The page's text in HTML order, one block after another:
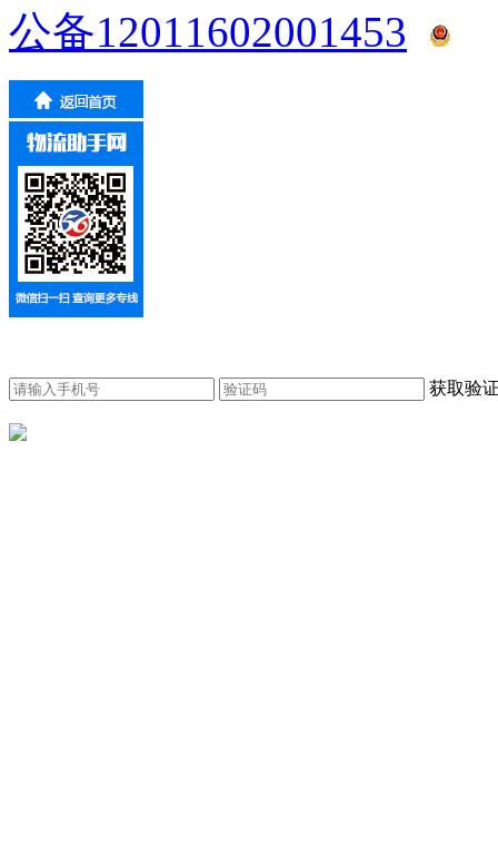
公备12011602001453
获取验